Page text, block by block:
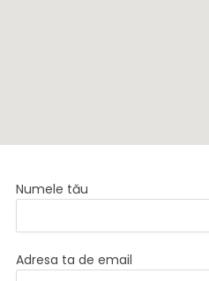
Numele tău
Adresa ta de email